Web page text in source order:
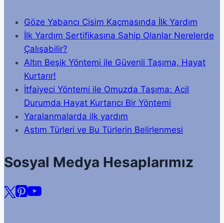
Göze Yabancı Cisim Kaçmasında İlk Yardım
İlk Yardım Sertifikasına Sahip Olanlar Nerelerde
Çalışabilir?
Altın Beşik Yöntemi ile Güvenli Taşıma, Hayat
Kurtarır!
İtfaiyeci Yöntemi ile Omuzda Taşıma: Acil
Durumda Hayat Kurtarıcı Bir Yöntemi
Yaralanmalarda ilk yardım
Astım Türleri ve Bu Türlerin Belirlenmesi
Sosyal Medya Hesaplarımız